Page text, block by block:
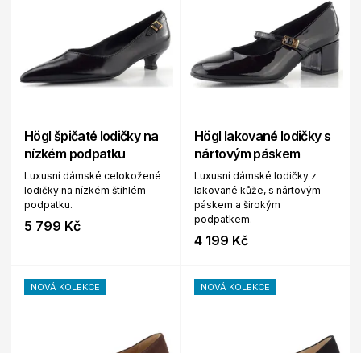
Högl špičaté lodičky na
nízkém podpatku
Luxusní dámské celokožené
lodičky na nízkém štíhlém
podpatku.
5 799 Kč
Högl lakované lodičky s
nártovým páskem
Luxusní dámské lodičky z
lakované kůže, s nártovým
páskem a širokým
podpatkem.
4 199 Kč
NOVÁ KOLEKCE NOVÁ KOLEKCE